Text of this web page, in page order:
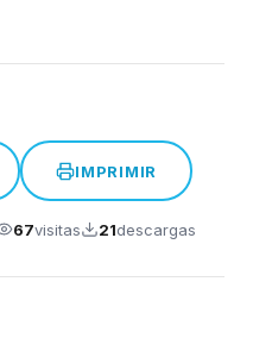
IMPRIMIR
67visitas 21descargas